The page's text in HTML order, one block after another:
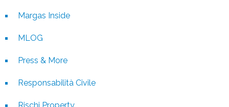
Margas Inside
MLOG
Press & More
Responsabilità Civile